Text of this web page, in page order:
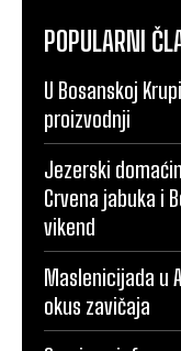
POPULARNI
U Bosanskoj
proizvodnji
Jezerski
Crvena jabuka i
vikend
Maslenicijada u
okus zavičaja